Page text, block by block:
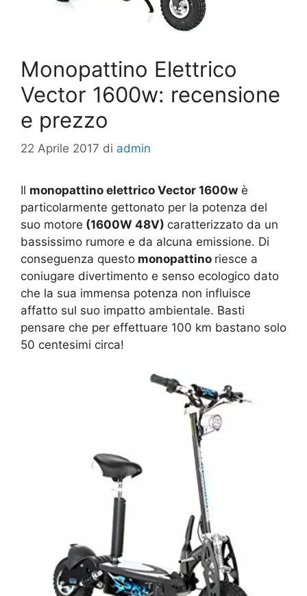
Monopattino Elettrico
Vector 1600w: recensione
e prezzo
22 Aprile 2017 di admin
Il monopattino elettrico Vector 1600w è
particolarmente gettonato per la potenza del
suo motore (1600W 48V) caratterizzato da un
bassissimo rumore e da alcuna emissione. Di
conseguenza questo monopattino riesce a
coniugare divertimento e senso ecologico dato
che la sua immensa potenza non influisce
affatto sul suo impatto ambientale. Basti
pensare che per effettuare 100 km bastano solo
50 centesimi circa!